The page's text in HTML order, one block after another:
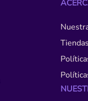
Tiendas